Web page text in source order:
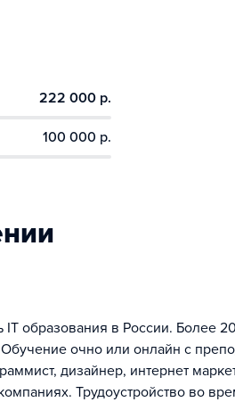
222 000 р.
100 000 р.
образования в России. Более
очно или онлайн с
дизайнер, интернет
Трудоустройство во